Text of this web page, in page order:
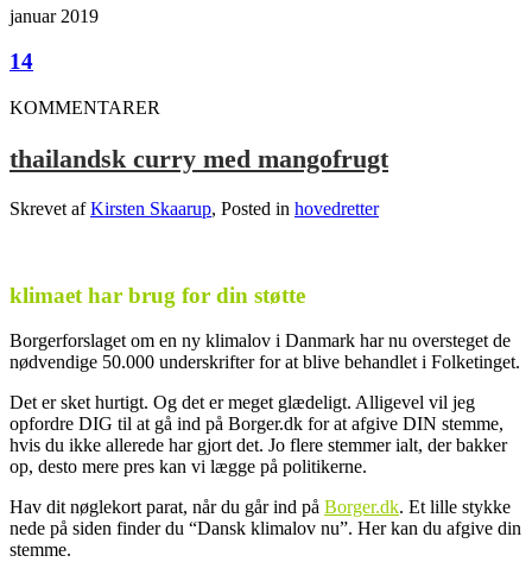
januar 2019
14
KOMMENTARER
thailandsk curry med mangofrugt
Skrevet afKirsten Skaarup, Posted in hovedretter
klimaet har brug for din støtte
Borgerforslaget om en ny klimalov i Danmark har nu oversteget de
nødvendige 50.000 underskrifter for at blive behandlet i Folketinget.
Det er sket hurtigt. Og det er meget glædeligt. Alligevel vil jeg
opfordre DIG til at gå ind på Borger.dk for at afgive DIN stemme,
hvis du ikke allerede har gjort det. Jo flere stemmer ialt, der bakker
op, desto mere pres kan vi lægge på politikerne.
Hav dit nøglekort parat, når du går ind på Borger.dk. Et lille stykke
nede på siden finder du “Dansk klimalov nu”. Her kan du afgive din
stemme.